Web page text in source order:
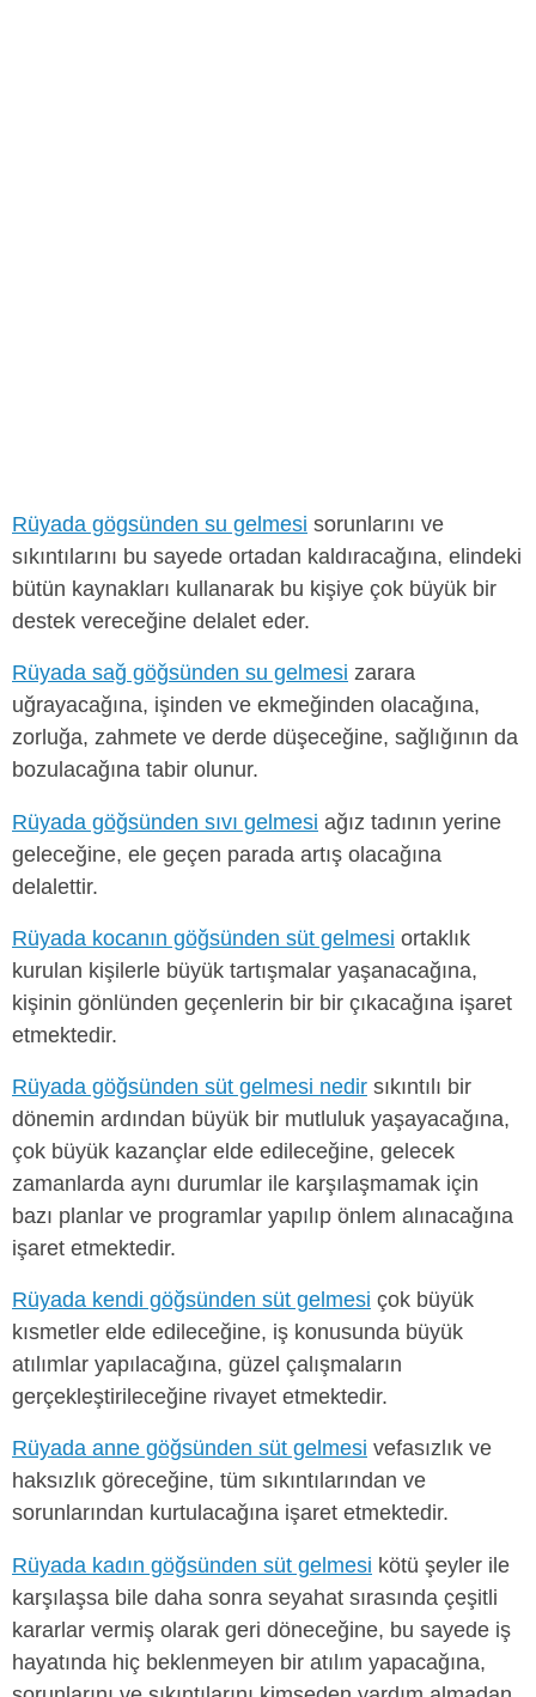
Rüyada gögsünden su gelmesi sorunlarını ve
sıkıntılarını bu sayede ortadan kaldıracağına, elindeki
bütün kaynakları kullanarak bu kişiye çok büyük bir
destek vereceğine delalet eder.
Rüyada sağ göğsünden su gelmesi zarara
uğrayacağına, işinden ve ekmeğinden olacağına,
zorluğa, zahmete ve derde düşeceğine, sağlığının da
bozulacağına tabir olunur.
Rüyada göğsünden sıvı gelmesi ağız tadının yerine
geleceğine, ele geçen parada artış olacağına
delalettir.
Rüyada kocanın göğsünden süt gelmesi ortaklık
kurulan kişilerle büyük tartışmalar yaşanacağına,
kişinin gönlünden geçenlerin bir bir çıkacağına işaret
etmektedir.
Rüyada göğsünden süt gelmesi nedir sıkıntılı bir
dönemin ardından büyük bir mutluluk yaşayacağına,
çok büyük kazançlar elde edileceğine, gelecek
zamanlarda aynı durumlar ile karşılaşmamak için
bazı planlar ve programlar yapılıp önlem alınacağına
işaret etmektedir.
Rüyada kendi göğsünden süt gelmesi çok büyük
kısmetler elde edileceğine, iş konusunda büyük
atılımlar yapılacağına, güzel çalışmaların
gerçekleştirileceğine rivayet etmektedir.
Rüyada anne göğsünden süt gelmesi vefasızlık ve
haksızlık göreceğine, tüm sıkıntılarından ve
sorunlarından kurtulacağına işaret etmektedir.
Rüyada kadın göğsünden süt gelmesi kötü şeyler ile
karşılaşsa bile daha sonra seyahat sırasında çeşitli
kararlar vermiş olarak geri döneceğine, bu sayede iş
hayatında hiç beklenmeyen bir atılım yapacağına,